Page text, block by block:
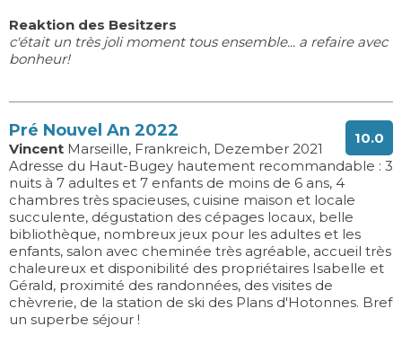
Reaktion des Besitzers
c'était un très joli moment tous ensemble... a refaire avec
bonheur!
10.0
Pré Nouvel An 2022
Vincent Marseille, Frankreich, Dezember 2021
Adresse du Haut-Bugey hautement recommandable : 3
nuits à 7 adultes et 7 enfants de moins de 6 ans, 4
chambres très spacieuses, cuisine maison et locale
succulente, dégustation des cépages locaux, belle
bibliothèque, nombreux jeux pour les adultes et les
enfants, salon avec cheminée très agréable, accueil très
chaleureux et disponibilité des propriétaires Isabelle et
Gérald, proximité des randonnées, des visites de
chèvrerie, de la station de ski des Plans d'Hotonnes. Bref
un superbe séjour !